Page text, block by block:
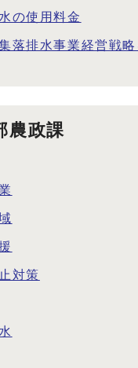
の使用料金
落排水事業経営戦
農政課
対策